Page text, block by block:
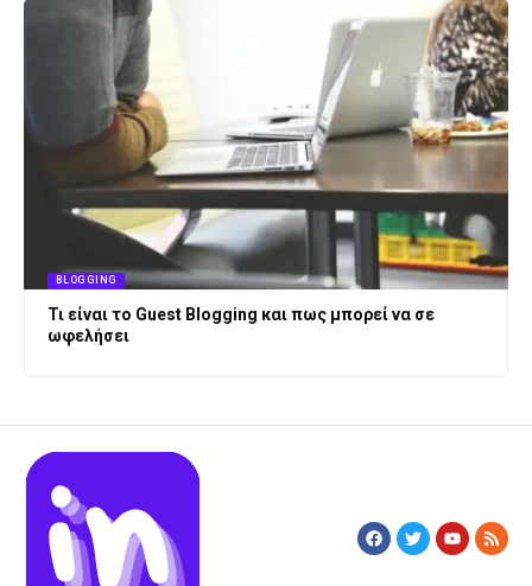
BLOGGING
Τι είναι το Guest Blogging και πως μπορεί να σε
ωφελήσει